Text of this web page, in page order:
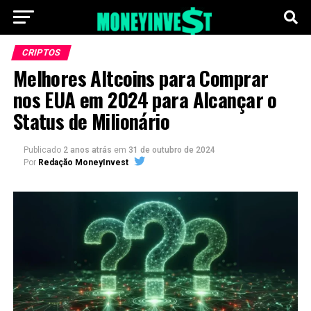
CRIPTOS
Melhores Altcoins para Comprar
nos EUA em 2024 para Alcançar o
Status de Milionário
Publicado 2 anos atrás em 31 de outubro de 2024
Por Redação MoneyInvest